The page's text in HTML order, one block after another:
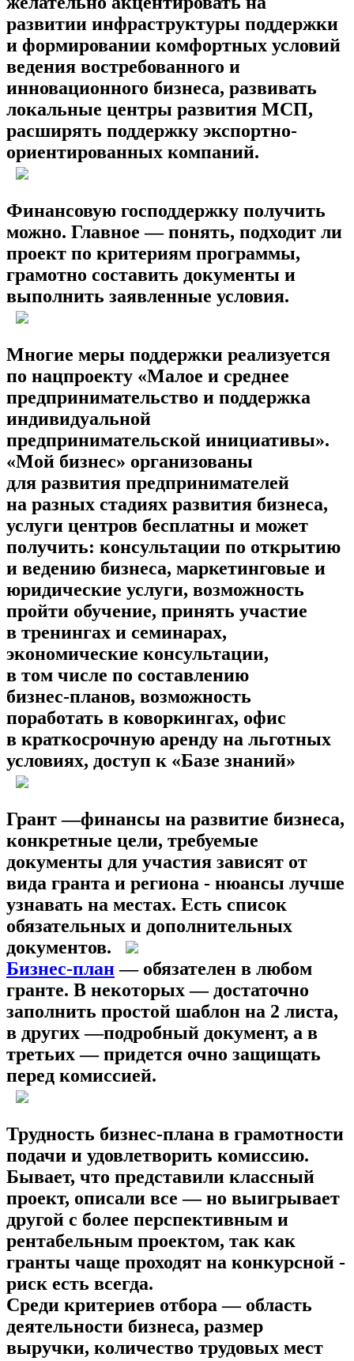
развитии инфраструктуры поддержки
и формировании комфортных условий
ведения востребованного и
инновационного бизнеса, развивать
локальные центры развития МСП,
расширять поддержку экспортно-
ориентированных компаний.
Финансовую господдержку получить
можно. Главное — понять, подходит ли
проект по критериям программы,
грамотно составить документы и
выполнить заявленные условия.
Многие меры поддержки реализуется
по нацпроекту «Малое и среднее
предпринимательство и поддержка
индивидуальной
предпринимательской инициативы».
«Мой бизнес» организованы
для развития предпринимателей
на разных стадиях развития бизнеса,
услуги центров бесплатны и может
получить: консультации по открытию
и ведению бизнеса, маркетинговые и
юридические услуги, возможность
пройти обучение, принять участие
в тренингах и семинарах,
экономические консультации,
в том числе по составлению
бизнес‑планов, возможность
поработать в коворкингах, офис
в краткосрочную аренду на льготных
условиях, доступ к «Базе знаний»
Грант—финансы на развитие бизнеса,
конкретные цели, требуемые
документы для участия зависят от
вида гранта и региона - нюансы лучше
узнавать на местах. Есть список
обязательных и дополнительных
документов.
Бизнес-план— обязателен в любом
гранте. В некоторых — достаточно
заполнить простой шаблон на 2 листа,
в других —подробный документ, а в
третьих — придется очно защищать
перед комиссией.
Трудность бизнес-плана в грамотности
подачи и удовлетворить комиссию.
Бывает, что представили классный
проект, описали все — но выигрывает
другой с более перспективным и
рентабельным проектом, так как
гранты чаще проходят на конкурсной -
риск есть всегда.
Среди критериев отбора — область
деятельности бизнеса, размер
выручки, количество трудовых мест